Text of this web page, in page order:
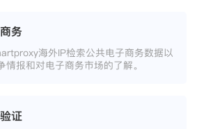
务
海外IP检索公共电子商务数据以
情报和对电子商务市场的了解。
证